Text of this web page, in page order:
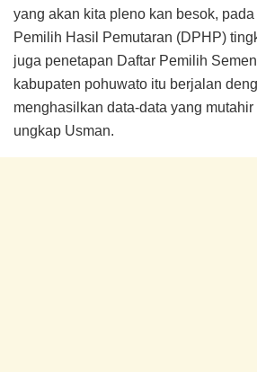
yang akan kita pleno kan besok,
Pemilih Hasil Pemutaran (DPHP)
juga penetapan Daftar Pemilih
kabupaten pohuwato itu berjalan
menghasilkan data-data yang mutahir
ungkap Usman.